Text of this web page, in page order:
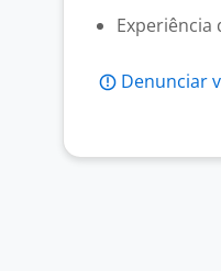
Experiência
Denunciar